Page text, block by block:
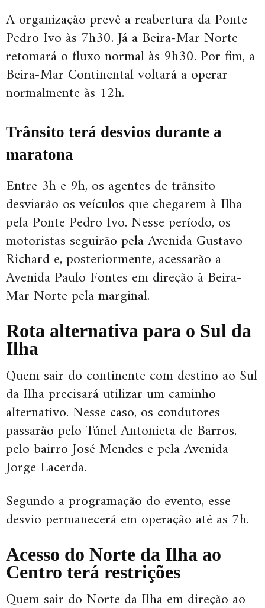
A organização prevê a reabertura da Ponte
Pedro Ivo às 7h30. Já a Beira-Mar Norte
retomará o fluxo normal às 9h30. Por fim, a
Beira-Mar Continental voltará a operar
normalmente às 12h.
Trânsito terá desvios durante a
maratona
Entre 3h e 9h, os agentes de trânsito
desviarão os veículos que chegarem à Ilha
pela Ponte Pedro Ivo. Nesse período, os
motoristas seguirão pela Avenida Gustavo
Richard e, posteriormente, acessarão a
Avenida Paulo Fontes em direção à Beira-
Mar Norte pela marginal.
Rota alternativa para o Sul da
Ilha
Quem sair do continente com destino ao Sul
da Ilha precisará utilizar um caminho
alternativo. Nesse caso, os condutores
passarão pelo Túnel Antonieta de Barros,
pelo bairro José Mendes e pela Avenida
Jorge Lacerda.
Segundo a programação do evento, esse
desvio permanecerá em operação até as 7h.
Acesso do Norte da Ilha ao
Centro terá restrições
Quem sair do Norte da Ilha em direção ao